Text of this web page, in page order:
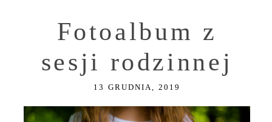
Fotoalbum z
sesji rodzinnej
13 GRUDNIA, 2019